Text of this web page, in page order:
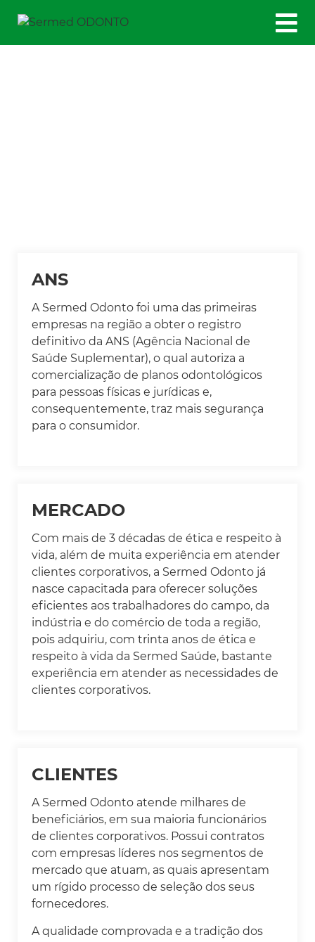
ANS
A Sermed Odonto foi uma das primeiras
empresas na região a obter o registro
definitivo da ANS (Agência Nacional de
Saúde Suplementar), o qual autoriza a
comercialização de planos odontológicos
para pessoas físicas e jurídicas e,
consequentemente, traz mais segurança
para o consumidor.
MERCADO
Com mais de 3 décadas de ética e respeito à
vida, além de muita experiência em atender
clientes corporativos, a Sermed Odonto já
nasce capacitada para oferecer soluções
eficientes aos trabalhadores do campo, da
indústria e do comércio de toda a região,
pois adquiriu, com trinta anos de ética e
respeito à vida da Sermed Saúde, bastante
experiência em atender as necessidades de
clientes corporativos.
CLIENTES
A Sermed Odonto atende milhares de
beneficiários, em sua maioria funcionários
de clientes corporativos. Possui contratos
com empresas líderes nos segmentos de
mercado que atuam, as quais apresentam
um rígido processo de seleção dos seus
fornecedores.
A qualidade comprovada e a tradição dos